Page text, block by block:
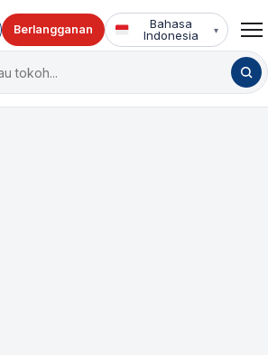
Berlangganan
Bahasa
Indonesia
▾